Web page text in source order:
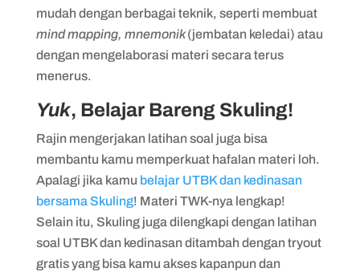
mudah dengan berbagai teknik, seperti membuat
mind mapping, mnemonik(jembatan keledai) atau
dengan mengelaborasi materi secara terus
menerus.
Yuk, Belajar Bareng Skuling!
Rajin mengerjakan latihan soal juga bisa
membantu kamu memperkuat hafalan materi loh.
Apalagi jika kamu belajar UTBK dan kedinasan
bersama Skuling! Materi TWK-nya lengkap!
Selain itu, Skuling juga dilengkapi dengan latihan
soal UTBK dan kedinasan ditambah dengan tryout
gratis yang bisa kamu akses kapanpun dan